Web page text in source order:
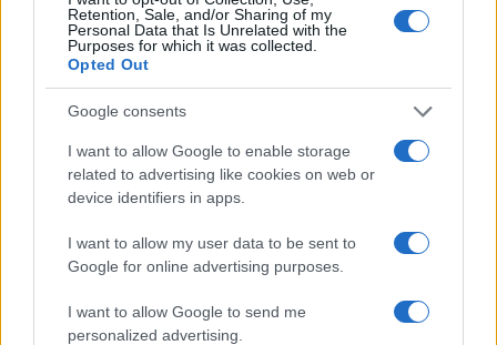
Retention, Sale, and/or Sharing of my
Personal Data that Is Unrelated with the
Purposes for which it was collected.
Opted Out
Google consents
I want to allow Google to enable storage
related to advertising like cookies on web or
device identifiers in apps.
I want to allow my user data to be sent to
Google for online advertising purposes.
I want to allow Google to send me
personalized advertising.
“….κύμα «αμυντικών» επιθέσεων….”
Reply
dimitrisx(@dimitrisx)
Noble Member
1 Ιουνίου 2026 12:48
Απορώ γιατί τους αφήνουν να ξεθάψουν τις εγκαταστάσεις με
τους βαλλιστικούς πυραύλους και τις υπόγειες εγκαταστάσεις με
τα πυρηνικά ; Όπως επίσης γιατί άφησαν το κομβόι με τα
Ισφαχάν με διατρητικες βομβες;